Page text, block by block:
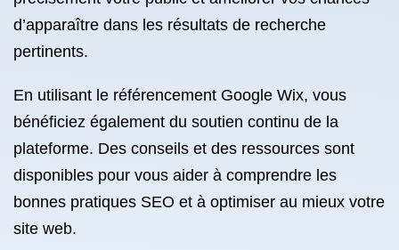
d’apparaître dans les résultats de recherche
pertinents.
En utilisant le référencement Google Wix, vous
bénéficiez également du soutien continu de la
plateforme. Des conseils et des ressources sont
disponibles pour vous aider à comprendre les
bonnes pratiques SEO et à optimiser au mieux votre
site web.